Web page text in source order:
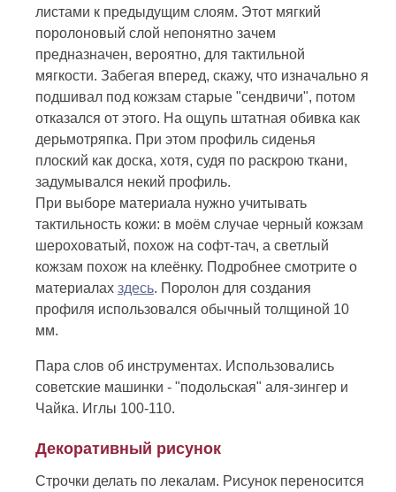
листами к предыдущим слоям. Этот мягкий
поролоновый слой непонятно зачем
предназначен, вероятно, для тактильной
мягкости. Забегая вперед, скажу, что изначально я
подшивал под кожзам старые "сендвичи", потом
отказался от этого. На ощупь штатная обивка как
дерьмотряпка. При этом профиль сиденья
плоский как доска, хотя, судя по раскрою ткани,
задумывался некий профиль.
При выборе материала нужно учитывать
тактильность кожи: в моём случае черный кожзам
шероховатый, похож на софт-тач, а светлый
кожзам похож на клеёнку. Подробнее смотрите о
материалах здесь. Поролон для создания
профиля использовался обычный толщиной 10
мм.
Пара слов об инструментах. Использовались
советские машинки - "подольская" аля-зингер и
Чайка. Иглы 100-110.
Декоративный рисунок
Строчки делать по лекалам. Рисунок переносится